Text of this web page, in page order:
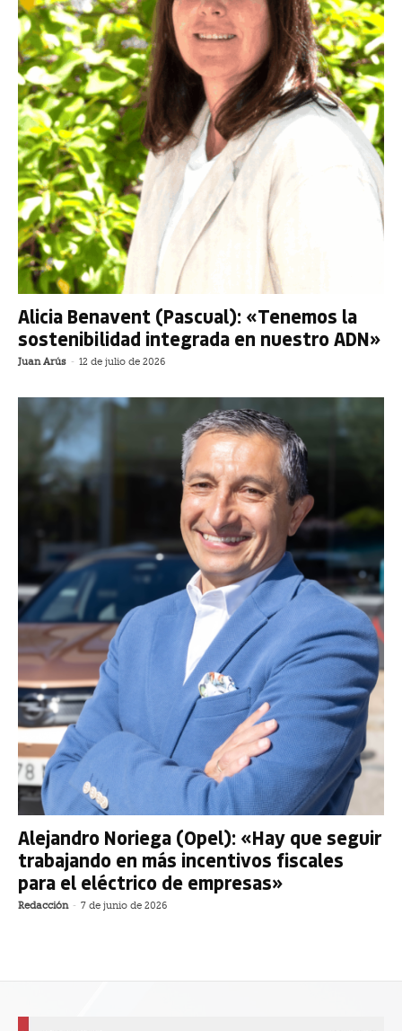
Alicia Benavent (Pascual): «Tenemos la
sostenibilidad integrada en nuestro ADN»
Juan Arús - 12 de julio de 2026
Alejandro Noriega (Opel): «Hay que seguir
trabajando en más incentivos fiscales
para el eléctrico de empresas»
Redacción - 7 de junio de 2026